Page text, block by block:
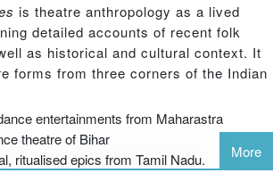
is theatre anthropology as a lived
detailed accounts of recent folk
as historical and cultural context. It
forms from three corners of the Indian
entertainments from Maharastra
theatre of Bihar
ritualised epics from Tamil Nadu.
More